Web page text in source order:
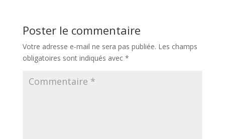
Poster le commentaire
Votre adresse e-mail ne sera pas publiée. Les champs
obligatoires sont indiqués avec *